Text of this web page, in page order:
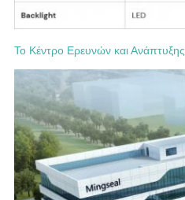
Το Κέντρο Ερευνών και Ανάπτυξης